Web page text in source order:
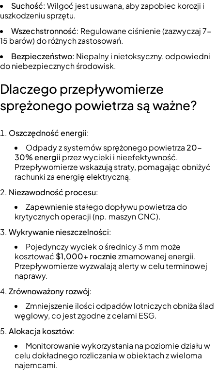
Suchość: Wilgoć jest usuwana, aby zapobiec korozji i
uszkodzeniu sprzętu.
Wszechstronność: Regulowane ciśnienie (zazwyczaj 7-
15 barów) do różnych zastosowań.
Bezpieczeństwo: Niepalny i nietoksyczny, odpowiedni
do niebezpiecznych środowisk.
Dlaczego przepływomierze
sprężonego powietrza są ważne?
Oszczędność energii:
Odpady z systemów sprężonego powietrza20-
30% energii przez wycieki i nieefektywność.
Przepływomierze wskazują straty, pomagając obniżyć
rachunki za energię elektryczną.
Niezawodność procesu:
Zapewnienie stałego dopływu powietrza do
krytycznych operacji (np. maszyn CNC).
Wykrywanie nieszczelności:
Pojedynczy wyciek o średnicy 3 mm może
kosztować $1,000+ roczniezmarnowanej energii.
Przepływomierze wyzwalają alerty w celu terminowej
naprawy.
Zrównoważony rozwój:
Zmniejszenie ilości odpadów lotniczych obniża ślad
węglowy, co jest zgodne z celami ESG.
Alokacja kosztów:
Monitorowanie wykorzystania na poziomie działu w
celu dokładnego rozliczania w obiektach z wieloma
najemcami.